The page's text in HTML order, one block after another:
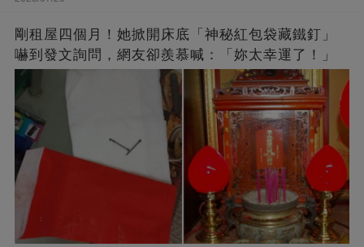
剛租屋四個月！她掀開床底「神秘紅包袋藏鐵釘」
嚇到發文詢問，網友卻羨慕喊：「妳太幸運了！」